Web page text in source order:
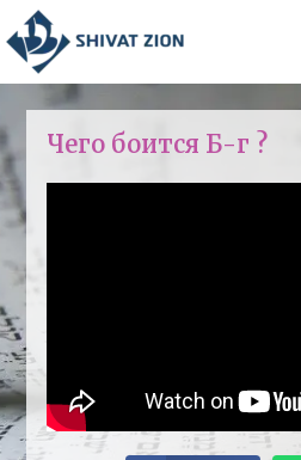
Чего боится Б-г ?